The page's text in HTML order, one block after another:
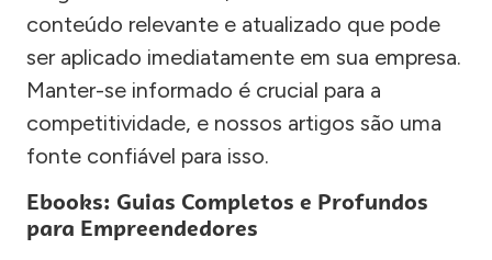
conteúdo relevante e atualizado que pode
ser aplicado imediatamente em sua empresa.
Manter-se informado é crucial para a
competitividade, e nossos artigos são uma
fonte confiável para isso.
Ebooks: Guias Completos e Profundos
para Empreendedores